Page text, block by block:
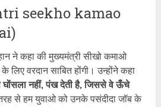
seekho kamao
ने कहा की मुख्यमंत्री सीखो कमाओ
वरदान साबित होंगी। उन्होंने कहा
घोंसला नहीं, पंख देती है, जिससे वे ऊँचे
से हम युवाओ को उनके पसंदीदा जॉब के